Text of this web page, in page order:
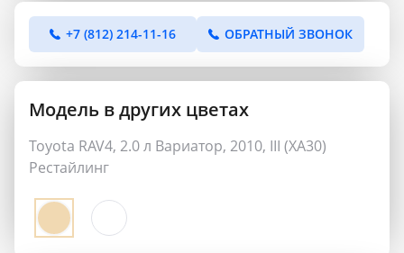
+7 (812) 214-11-16 ОБРАТНЫЙ ЗВОНОК
Модель в других цветах
Toyota RAV4, 2.0 л Вариатор, 2010, III (XA30)
Рестайлинг